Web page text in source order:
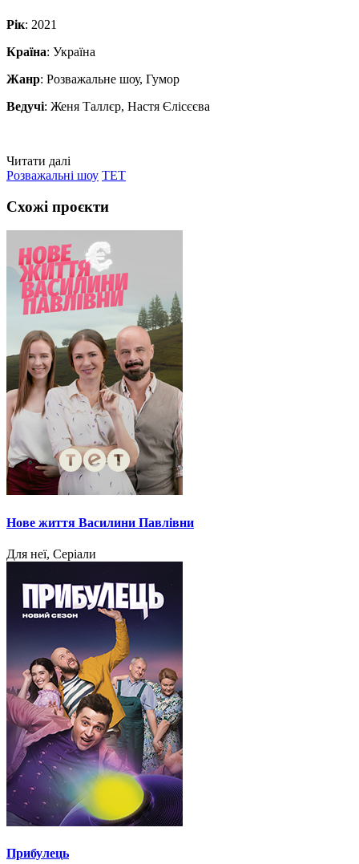
Рік: 2021
Країна: Україна
Жанр: Розважальне шоу, Гумор
Ведучі: Женя Таллєр, Настя Єлісєєва
Читати далі
Розважальні шоу ТЕТ
Схожі проєкти
Нове життя Василини Павлівни
Для неї, Серіали
Прибулець